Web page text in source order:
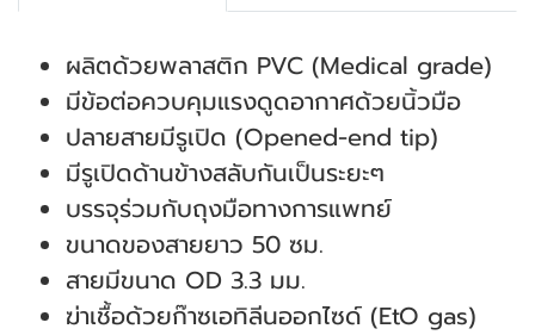
ผลิตด้วยพลาสติก PVC (Medical grade)
มีข้อต่อควบคุมแรงดูดอากาศด้วยนิ้วมือ
ปลายสายมีรูเปิด (Opened-end tip)
มีรูเปิดด้านข้างสลับกันเป็นระยะๆ
บรรจุร่วมกับถุงมือทางการแพทย์
ขนาดของสายยาว 50 ซม.
สายมีขนาด OD 3.3 มม.
ฆ่าเชื้อด้วยก๊าซเอทิลีนออกไซด์ (EtO gas)